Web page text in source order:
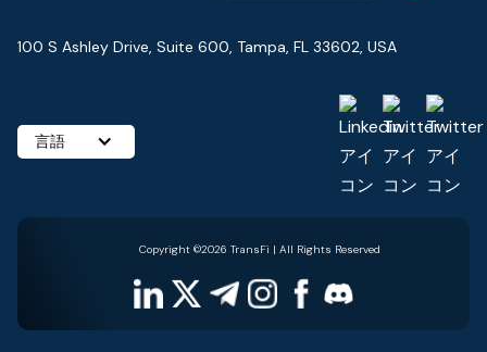
100 S Ashley Drive, Suite 600, Tampa, FL 33602, USA
言語
Copyright ©2026 TransFi | All Rights Reserved